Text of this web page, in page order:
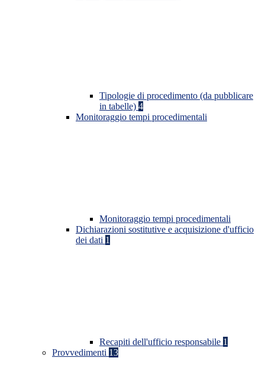
Tipologie di procedimento (da pubblicare
in tabelle) 4
Monitoraggio tempi procedimentali
Monitoraggio tempi procedimentali
Dichiarazioni sostitutive e acquisizione d'ufficio
dei dati 1
Recapiti dell'ufficio responsabile 1
Provvedimenti 13